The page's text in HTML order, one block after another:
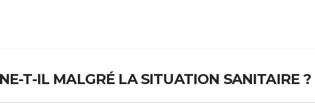
T-IL MALGRÉ LA SITUATION SANITAIRE ?